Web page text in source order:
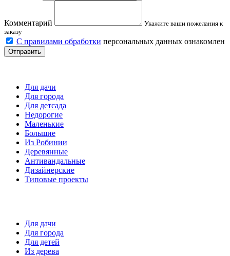
Комментарий
Укажите ваши пожелания к
заказу
С правилами обработки персональных данных ознакомлен
Отправить
Для дачи
Для города
Для детсада
Недорогие
Маленькие
Большие
Из Робинии
Деревянные
Антивандальные
Дизайнерские
Типовые проекты
Для дачи
Для города
Для детей
Из дерева